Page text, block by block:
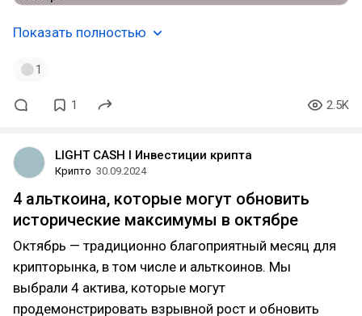
Показать полностью
1
1 2.5K
LIGHT CASH l Инвестиции крипта
Крипто 30.09.2024
4 альткоина, которые могут обновить
исторические максимумы в октябре
Октябрь — традиционно благоприятный месяц для
крипторынка, в том числе и альткоинов. Мы
выбрали 4 актива, которые могут
продемонстрировать взрывной рост и обновить